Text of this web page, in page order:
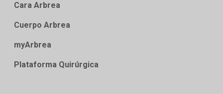
Cara Arbrea
Cuerpo Arbrea
myArbrea
Plataforma Quirúrgica